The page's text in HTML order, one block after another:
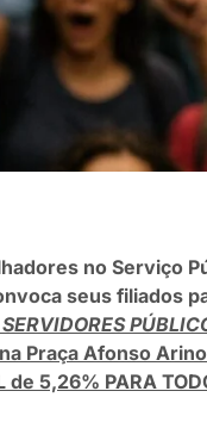
no Serviço
seus filiados
Praça Afonso
5,26% PARA